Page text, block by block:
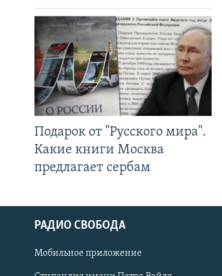
СОЦИАЛЬНЫЕ СЕТИ
Подарок от "Русского мира".
Какие книги Москва
предлагает сербам
РАДИО СВОБОДА
Мобильное приложение